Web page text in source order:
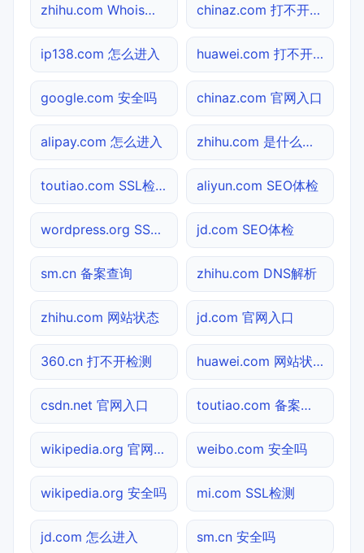
zhihu.com Whois查询 chinaz.com 打不开检测
ip138.com 怎么进入 huawei.com 打不开检测
google.com 安全吗 chinaz.com 官网入口
alipay.com 怎么进入 zhihu.com 是什么网站
toutiao.com SSL检测 aliyun.com SEO体检
wordpress.org SSL检测 jd.com SEO体检
sm.cn 备案查询 zhihu.com DNS解析
zhihu.com 网站状态 jd.com 官网入口
360.cn 打不开检测 huawei.com 网站状态
csdn.net 官网入口 toutiao.com 备案查询
wikipedia.org 官网入口 weibo.com 安全吗
wikipedia.org 安全吗 mi.com SSL检测
jd.com 怎么进入 sm.cn 安全吗